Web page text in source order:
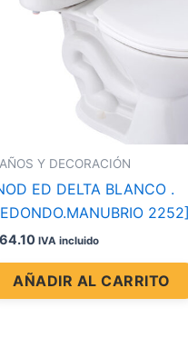
Y DECORACIÓN
ED DELTA BLANCO .
2252]
64.10 IVA incluido
AÑADIR AL CARRITO